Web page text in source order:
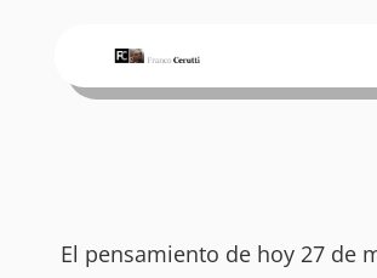
El pensamiento de hoy 27 de